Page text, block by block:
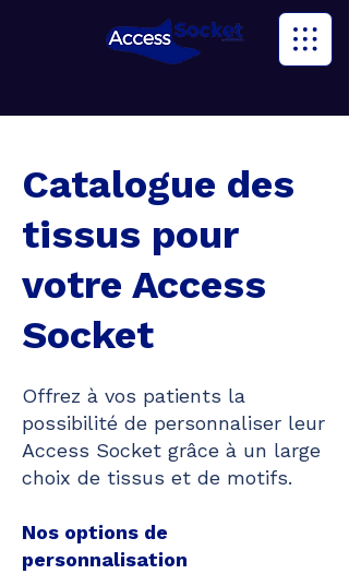
Catalogue des
tissus pour
votre Access
Socket
Offrez à vos patients la
possibilité de personnaliser leur
Access Socket grâce à un large
choix de tissus et de motifs.
Nos options de
personnalisation